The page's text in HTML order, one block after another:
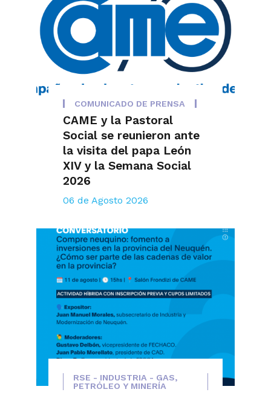
COMUNICADO DE PRENSA
CAME y la Pastoral
Social se reunieron ante
la visita del papa León
XIV y la Semana Social
2026
06 de Agosto 2026
RSE - INDUSTRIA - GAS,
PETRÓLEO Y MINERÍA